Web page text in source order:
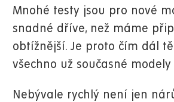
Mnohé testy jsou pro nové
snadné dříve, než máme
obtížnější. Je proto čím dál
všechno už současné
Nebývale rychlý není jen